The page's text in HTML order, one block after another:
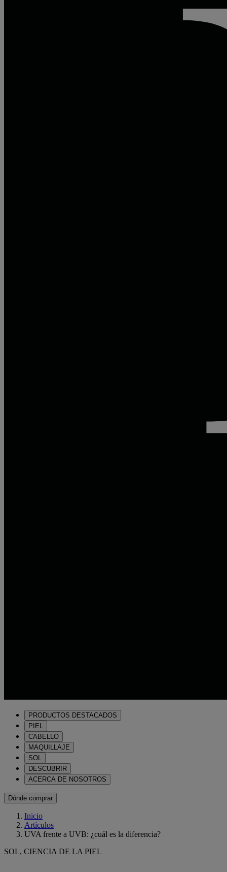
PRODUCTOS DESTACADOS
PIEL
CABELLO
MAQUILLAJE
SOL
DESCUBRIR
ACERCA DE NOSOTROS
Dónde comprar
Inicio
Artículos
UVA frente a UVB: ¿cuál es la diferencia?
SOL, CIENCIA DE LA PIEL